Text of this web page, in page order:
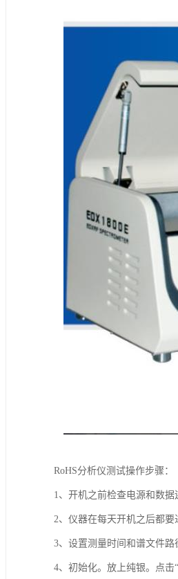
RoHS分析仪测试操作步骤：
1、开机之前检查电源和数据
2、仪器在每天开机之后都要
3、设置测量时间和谱文件路
4、初始化。放上纯银。点击